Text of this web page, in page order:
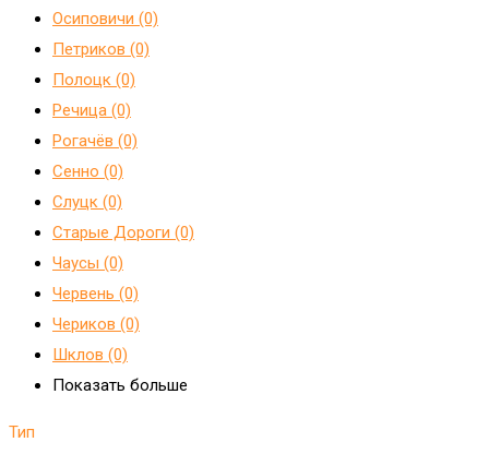
Осиповичи (0)
Петриков (0)
Полоцк (0)
Речица (0)
Рогачёв (0)
Сенно (0)
Слуцк (0)
Старые Дороги (0)
Чаусы (0)
Червень (0)
Чериков (0)
Шклов (0)
Показать больше
Тип